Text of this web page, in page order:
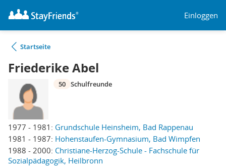
Einloggen
Startseite
Friederike Abel
1977 - 1981: Grundschule Heinsheim, Bad Rappenau
1981 - 1987: Hohenstaufen-Gymnasium, Bad Wimpfen
1988 - 2000: Christiane-Herzog-Schule - Fachschule für
Sozialpädagogik, Heilbronn
50 Schulfreunde